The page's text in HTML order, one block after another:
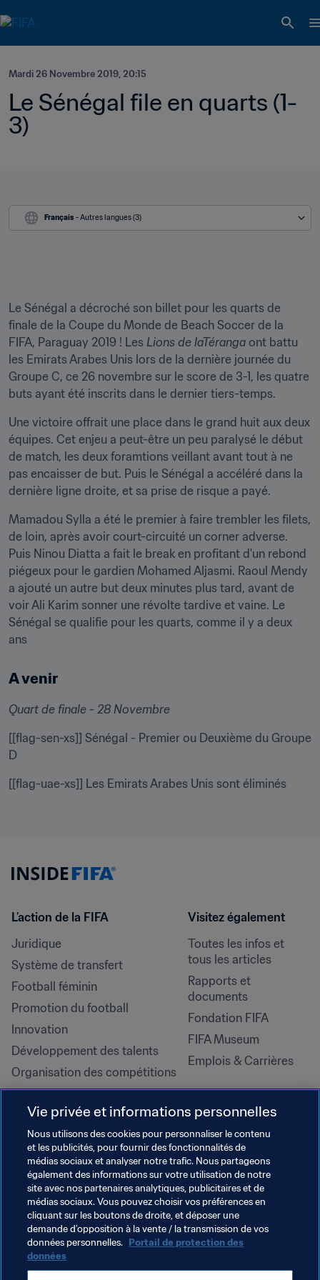
Mardi 26 Novembre 2019, 20:15
Le Sénégal file en quarts (1-
3)
Français - Autres langues (3)
Le Sénégal a décroché son billet pour les quarts de
finale de la Coupe du Monde de Beach Soccer de la
FIFA, Paraguay 2019 ! Les Lions de laTéranga ont battu
les Emirats Arabes Unis lors de la dernière journée du
Groupe C, ce 26 novembre sur le score de 3-1, les quatre
buts ayant été inscrits dans le dernier tiers-temps.
Une victoire offrait une place dans le grand huit aux deux
équipes. Cet enjeu a peut-être un peu paralysé le début
de match, les deux foramtions veillant avant tout à ne
pas encaisser de but. Puis le Sénégal a accéléré dans la
dernière ligne droite, et sa prise de risque a payé.
Mamadou Sylla a été le premier à faire trembler les filets,
de loin, après avoir court-circuité un corner adverse.
Puis Ninou Diatta a fait le break en profitant d'un rebond
piégeux pour le gardien Mohamed Aljasmi. Raoul Mendy
a ajouté un autre but deux minutes plus tard, avant de
voir Ali Karim sonner une révolte tardive et vaine. Le
Sénégal se qualifie pour les quarts, comme il y a deux
ans
A venir
Quart de finale - 28 Novembre
[[flag-sen-xs]] Sénégal - Premier ou Deuxième du Groupe
D
[[flag-uae-xs]] Les Emirats Arabes Unis sont éliminés
L’action de la FIFA
Juridique
Système de transfert
Football féminin
Promotion du football
Innovation
Développement des talents
Organisation des compétitions
Développement durable
Droits de l'homme et lutte contre
la discrimination
Santé et médical
Initiatives en matière de
formation
Visitez également
Toutes les infos et
tous les articles
Rapports et
documents
Fondation FIFA
FIFA Museum
Emplois & Carrières
Vie privée et informations personnelles
Nous utilisons des cookies pour personnaliser le contenu
et les publicités, pour fournir des fonctionnalités de
médias sociaux et analyser notre trafic. Nous partageons
également des informations sur votre utilisation de notre
site avec nos partenaires analytiques, publicitaires et de
médias sociaux. Vous pouvez choisir vos préférences en
cliquant sur les boutons de droite, et déposer une
demande d’opposition à la vente / la transmission de vos
données personnelles. Portail de protection des
données